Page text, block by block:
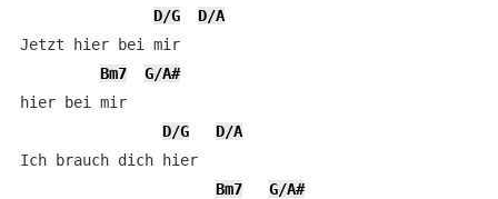
D/G
D/A
Jetzt hier bei mir
Bm7
G/A#
hier bei mir
D/G
D/A
Ich brauch dich hier
Bm7
G/A#